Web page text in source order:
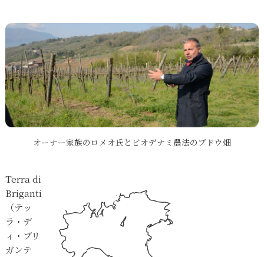
オーナー家族のロメオ氏とビオデナミ農法のブドウ畑
Terra di
Briganti
（テッ
ラ・デ
ィ・ブリ
ガンテ